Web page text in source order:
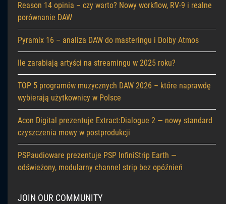
Reason 14 opinia – czy warto? Nowy workflow, RV-9 i realne
porównanie DAW
Pyramix 16 – analiza DAW do masteringu i Dolby Atmos
Ile zarabiają artyści na streamingu w 2025 roku?
TOP 5 programów muzycznych DAW 2026 – które naprawdę
wybierają użytkownicy w Polsce
Acon Digital prezentuje Extract:Dialogue 2 — nowy standard
czyszczenia mowy w postprodukcji
PSPaudioware prezentuje PSP InfiniStrip Earth —
odświeżony, modularny channel strip bez opóźnień
JOIN OUR COMMUNITY